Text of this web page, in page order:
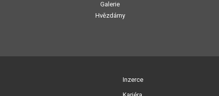
Galerie
Hvězdárny
Inzerce